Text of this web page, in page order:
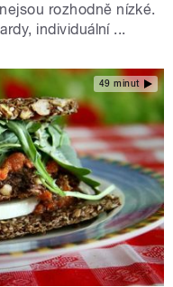
rozhodně nízké.
individuální ...
49 minut